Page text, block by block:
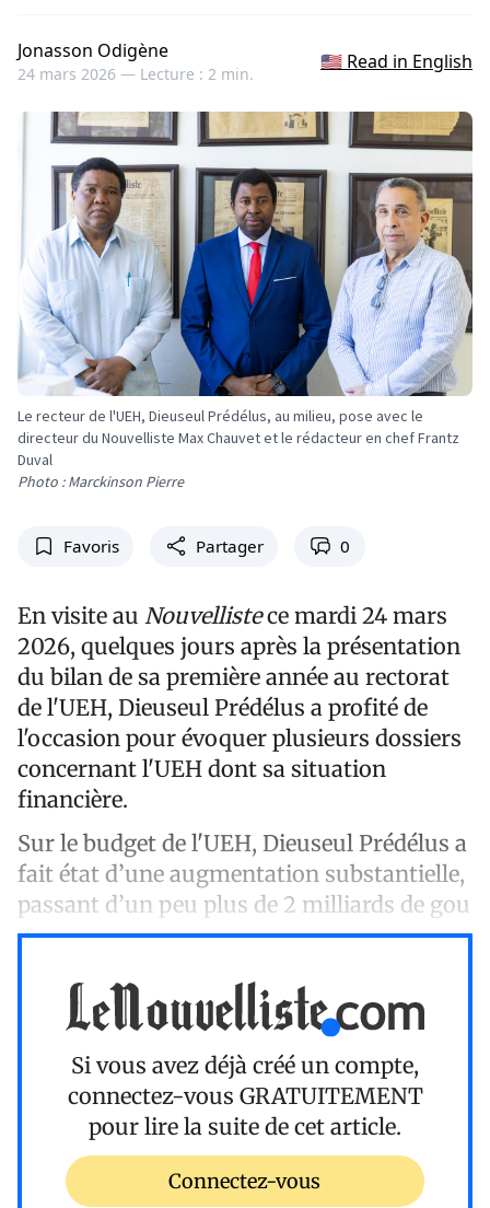
Jonasson Odigène
24 mars 2026 — Lecture : 2 min.
🇺🇸 Read in English
Le recteur de l'UEH, Dieuseul Prédélus, au milieu, pose avec le
directeur du Nouvelliste Max Chauvet et le rédacteur en chef Frantz
Duval
Photo : Marckinson Pierre
Favoris Partager 0
En visite au Nouvellistece mardi 24 mars
2026, quelques jours après la présentation
du bilan de sa première année au rectorat
de l'UEH, Dieuseul Prédélus a profité de
l'occasion pour évoquer plusieurs dossiers
concernant l'UEH dont sa situation
financière.
Sur le budget de l'UEH, Dieuseul Prédélus a
fait état d’une augmentation substantielle,
passant d’un peu plus de 2 milliards de gou
Si vous avez déjà créé un compte,
connectez-vous GRATUITEMENT
pour lire la suite de cet article.
Connectez-vous